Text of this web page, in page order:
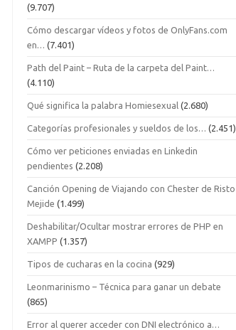
(9.707)
Cómo descargar vídeos y fotos de OnlyFans.com
en… (7.401)
Path del Paint – Ruta de la carpeta del Paint…
(4.110)
Qué significa la palabra Homiesexual (2.680)
Categorías profesionales y sueldos de los… (2.451)
Cómo ver peticiones enviadas en Linkedin
pendientes (2.208)
Canción Opening de Viajando con Chester de Risto
Mejide (1.499)
Deshabilitar/Ocultar mostrar errores de PHP en
XAMPP (1.357)
Tipos de cucharas en la cocina (929)
Leonmarinismo – Técnica para ganar un debate
(865)
Error al querer acceder con DNI electrónico a…